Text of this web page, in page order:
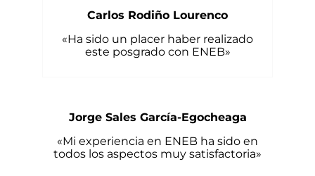
Carlos Rodiño Lourenco
«Ha sido un placer haber realizado
este posgrado con ENEB»
Jorge Sales García-Egocheaga
«Mi experiencia en ENEB ha sido en
todos los aspectos muy satisfactoria»